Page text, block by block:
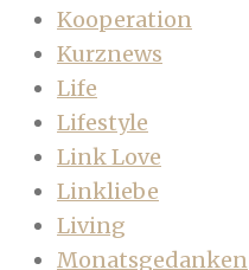
Kooperation
Kurznews
Life
Lifestyle
Link Love
Linkliebe
Living
Monatsgedanken